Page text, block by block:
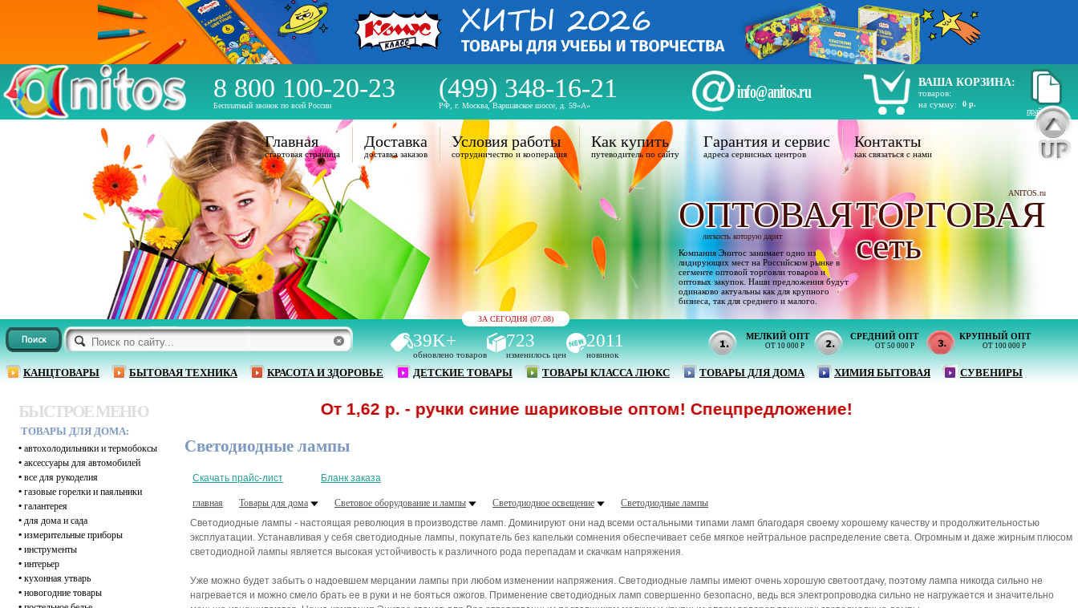
8 800 100-20-23
Бесплатный звонок по всей России
(499) 348-16-21
РФ, г. Москва, Варшавское шоссе, д. 59«А»
info@anitos.ru
ВАША КОРЗИНА:
товаров:
на сумму:
0 р.
прайс лист
ЗА СЕГОДНЯ (07.08)
39K+
обновлено товаров
723
изменилось цен
2011
новинок
МЕЛКИЙ ОПТ
ОТ 10 000 Р
СРЕДНИЙ ОПТ
ОТ 50 000 Р
КРУПНЫЙ ОПТ
ОТ 100 000 Р
КАНЦТОВАРЫ БЫТОВАЯ ТЕХНИКА КРАСОТА И ЗДОРОВЬЕ ДЕТСКИЕ ТОВАРЫ ТОВАРЫ КЛАССА ЛЮКС ТОВАРЫ ДЛЯ ДОМА ХИМИЯ БЫТОВАЯ СУВЕНИРЫ
Главная
стартовая страница
Доставка
доставка заказов
Условия работы
сотрудничество и кооперация
Как купить
путеводитель по сайту
Гарантия и сервис
адреса сервисных центров
Контакты
как связаться с нами
ANITOS.ru
ОПТОВАЯТОРГОВАЯ
легкость которую дарят
Компания Энитос занимает одно из
лидирующих мест на Российском рынке в
сегменте оптовой торговли товаров и
оптовых закупок. Наши предложения будут
одинаково актуальны как для крупного
бизнеса, так для среднего и малого.
сеть
БЫСТРОЕ МЕНЮ
ТОВАРЫ ДЛЯ ДОМА:
• автохолодильники и термобоксы
• аксессуары для автомобилей
• все для рукоделия
• газовые горелки и паяльники
• галантерея
• для дома и сада
• измерительные приборы
• инструменты
• интерьер
• кухонная утварь
• новогодние товары
От 1,62 р. - ручки синие шариковые оптом! Спецпредложение!
Светодиодные лампы
Скачать прайс-лист Бланк заказа
главная Товары для дома Световое оборудование и лампы Светодиодное освещение
Светодиодные лампы
Светодиодные лампы - настоящая революция в производстве ламп. Доминируют они над всеми остальными типами ламп благодаря своему хорошему качеству и продолжительностью
эксплуатации. Устанавливая у себя светодиодные лампы, покупатель без капельки сомнения обеспечивает себе мягкое нейтральное распределение света. Огромным и даже жирным плюсом
светодиодной лампы является высокая устойчивость к различного рода перепадам и скачкам напряжения.
Уже можно будет забыть о надоевшем мерцании лампы при любом изменении напряжения. Светодиодные лампы имеют очень хорошую светоотдачу, поэтому лампа никогда сильно не
нагревается и можно смело брать ее в руки и не бояться ожогов. Применение светодиодных ламп совершенно безопасно, ведь вся электропроводка сильно не нагружается и значительно